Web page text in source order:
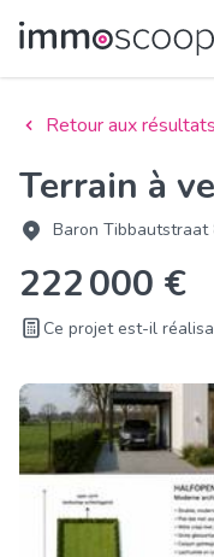
Retour aux résultats
Terrain à
Baron Tibbautstraat
222 000 €
Ce projet est-il